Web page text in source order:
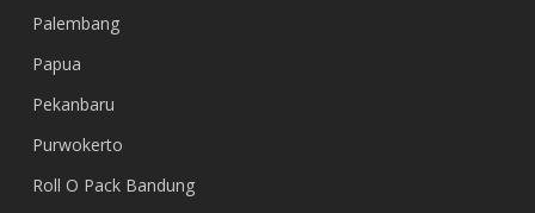
Palembang
Papua
Pekanbaru
Purwokerto
Roll O Pack Bandung